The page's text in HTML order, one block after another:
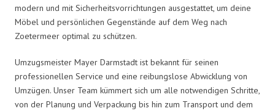
modern und mit Sicherheitsvorrichtungen ausgestattet, um deine
Möbel und persönlichen Gegenstände auf dem Weg nach
Zoetermeer optimal zu schützen.
Umzugsmeister Mayer Darmstadt ist bekannt für seinen
professionellen Service und eine reibungslose Abwicklung von
Umzügen. Unser Team kümmert sich um alle notwendigen Schritte,
von der Planung und Verpackung bis hin zum Transport und dem